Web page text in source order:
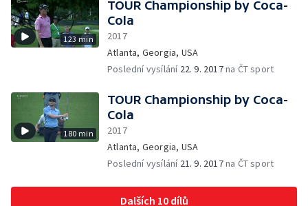
123 min
TOUR Championship by Coca-
Cola
2017
Atlanta, Georgia, USA
Poslední vysílání 22. 9. 2017na ČT sport
180 min
TOUR Championship by Coca-
Cola
2017
Atlanta, Georgia, USA
Poslední vysílání 21. 9. 2017na ČT sport
Dalších 10 dílů